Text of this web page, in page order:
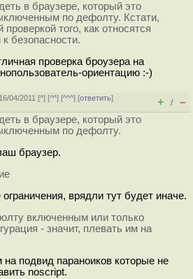
в браузере, который это
по дефолту. Кстати,
того, как относятся
безопасности.
проверка броузера на
ориентацию :-)
04/2011 [^] [^^] [^^^] [ответить]
+ / –
в браузере, который это
по дефолту.
браузер.
ограничения, врядли тут будет иначе.
включенным или только
- значит, плевать им на
на подвид параноиков которые не
noscript.